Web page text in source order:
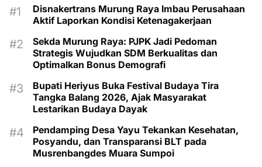
Disnakertrans Murung Raya Imbau Perusahaan
Aktif Laporkan Kondisi Ketenagakerjaan
Sekda Murung Raya: PJPK Jadi Pedoman
Strategis Wujudkan SDM Berkualitas dan
Optimalkan Bonus Demografi
Bupati Heriyus Buka Festival Budaya Tira
Tangka Balang 2026, Ajak Masyarakat
Lestarikan Budaya Dayak
Pendamping Desa Yayu Tekankan Kesehatan,
Posyandu, dan Transparansi BLT pada
Musrenbangdes Muara Sumpoi